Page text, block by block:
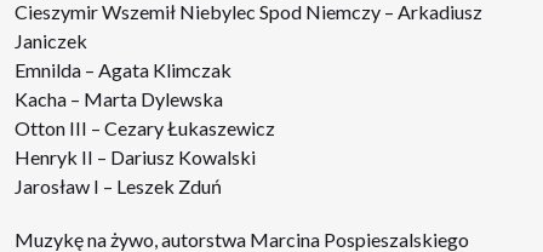
Cieszymir Wszemił Niebylec Spod Niemczy – Arkadiusz
Janiczek
Emnilda – Agata Klimczak
Kacha – Marta Dylewska
Otton III – Cezary Łukaszewicz
Henryk II – Dariusz Kowalski
Jarosław I – Leszek Zduń
Muzykę na żywo, autorstwa Marcina Pospieszalskiego